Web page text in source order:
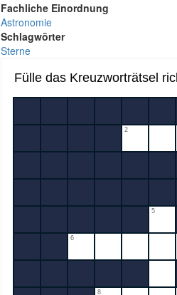
Fachliche Einordnung
Astronomie
Schlagwörter
Sterne